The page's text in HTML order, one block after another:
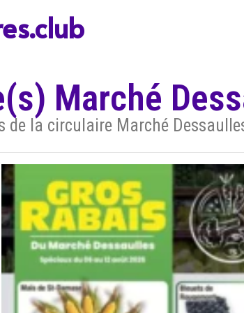
Marché
de la circulaire Marché